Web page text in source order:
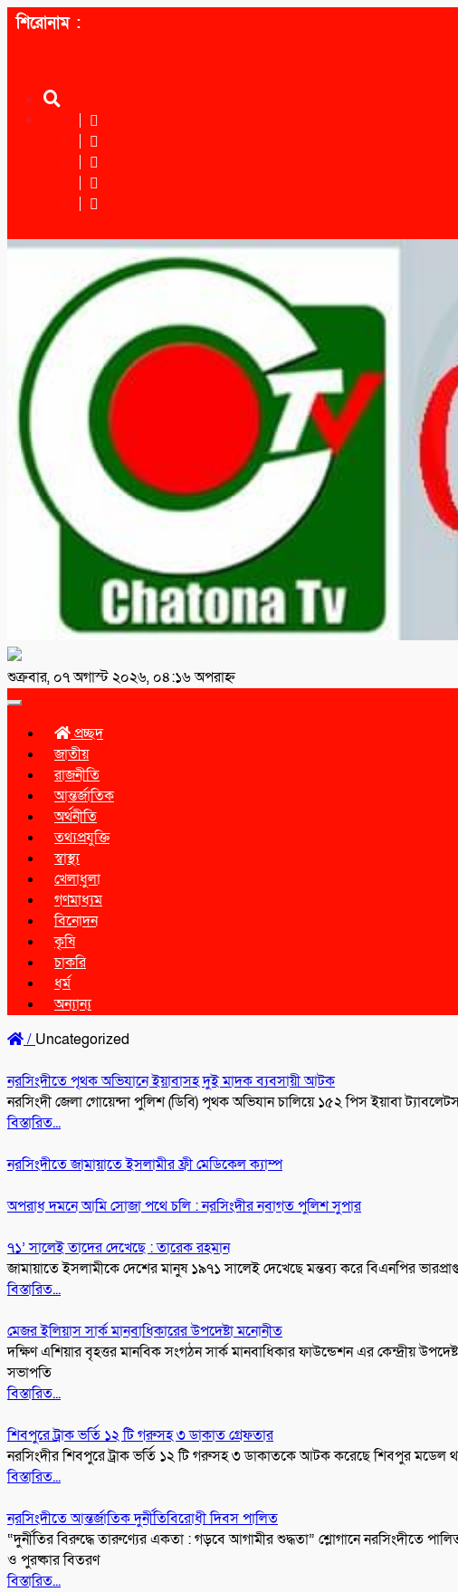
শিরোনাম :
শুক্রবার, ০৭ অগাস্ট ২০২৬, ০৪:১৬ অপরাহ্ন
Toggle
প্রচ্ছদ
জাতীয়
রাজনীতি
আন্তর্জাতিক
অর্থনীতি
তথ্যপ্রযুক্তি
স্বাস্থ্য
খেলাধুলা
গণমাধ্যম
বিনোদন
কৃষি
চাকরি
ধর্ম
অন্যান্য
/ Uncategorized
নরসিংদীতে পৃথক অভিযানে ইয়াবাসহ দুই মাদক ব্যবসায়ী আটক
নরসিংদী জেলা গোয়েন্দা পুলিশ (ডিবি) পৃথক অভিযান চালিয়ে ১৫২ পিস ইয়াবা
বিস্তারিত...
নরসিংদীতে জামায়াতে ইসলামীর ফ্রী মেডিকেল ক্যাম্প
অপরাধ দমনে আমি সোজা পথে চলি : নরসিংদীর নবাগত পুলিশ সুপার
৭১’ সালেই তাদের দেখেছে : তারেক রহমান
জামায়াতে ইসলামীকে দেশের মানুষ ১৯৭১ সালেই দেখেছে মন্তব্য করে বিএনপির
বিস্তারিত...
মেজর ইলিয়াস সার্ক মানবাধিকারের উপদেষ্টা মনোনীত
দক্ষিণ এশিয়ার বৃহত্তর মানবিক সংগঠন সার্ক মানবাধিকার ফাউন্ডেশন এর কেন্দ্রীয়
সভাপতি
বিস্তারিত...
শিবপুরে ট্রাক ভর্তি ১২ টি গরুসহ ৩ ডাকাত গ্রেফতার
নরসিংদীর শিবপুরে ট্রাক ভর্তি ১২ টি গরুসহ ৩ ডাকাতকে আটক করেছে শিবপুর মডেল
বিস্তারিত...
নরসিংদীতে আন্তর্জাতিক দুর্নীতিবিরোধী দিবস পালিত
“দুর্নীতির বিরুদ্ধে তারুণ্যের একতা : গড়বে আগামীর শুদ্ধতা” শ্লোগানে নরসিংদীতে
ও পুরষ্কার বিতরণ
বিস্তারিত...